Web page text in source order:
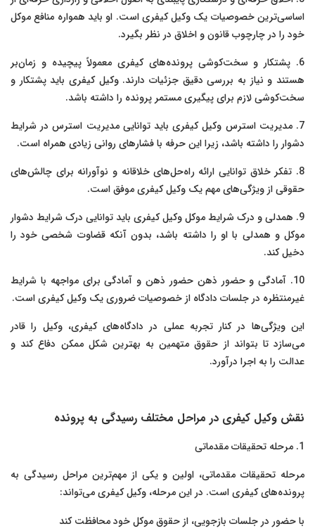
اساسی‌ترین خصوصیات یک وکیل کیفری است. او باید همواره منافع موکل
خود را در چارچوب قانون و اخلاق در نظر بگیرد.
6. پشتکار و سخت‌کوشی پرونده‌های کیفری معمولاً پیچیده و زمان‌بر
هستند و نیاز به بررسی دقیق جزئیات دارند. وکیل کیفری باید پشتکار و
سخت‌کوشی لازم برای پیگیری مستمر پرونده را داشته باشد.
7. مدیریت استرس وکیل کیفری باید توانایی مدیریت استرس در شرایط
دشوار را داشته باشد، زیرا این حرفه با فشارهای روانی زیادی همراه است.
8. تفکر خلاق توانایی ارائه راه‌حل‌های خلاقانه و نوآورانه برای چالش‌های
حقوقی از ویژگی‌های مهم یک وکیل کیفری موفق است.
9. همدلی و درک شرایط موکل وکیل کیفری باید توانایی درک شرایط دشوار
موکل و همدلی با او را داشته باشد، بدون آنکه قضاوت شخصی خود را
دخیل کند.
10. آمادگی و حضور ذهن حضور ذهن و آمادگی برای مواجهه با شرایط
غیرمنتظره در جلسات دادگاه از خصوصیات ضروری یک وکیل کیفری است.
این ویژگی‌ها در کنار تجربه عملی در دادگاه‌های کیفری، وکیل را قادر
می‌سازد تا بتواند از حقوق متهمین به بهترین شکل ممکن دفاع کند و
عدالت را به اجرا درآورد.
نقش وکیل کیفری در مراحل مختلف رسیدگی به پرونده
1. مرحله تحقیقات مقدماتی
مرحله تحقیقات مقدماتی، اولین و یکی از مهم‌ترین مراحل رسیدگی به
پرونده‌های کیفری است. در این مرحله، وکیل کیفری می‌تواند:
با حضور در جلسات بازجویی، از حقوق موکل خود محافظت کند